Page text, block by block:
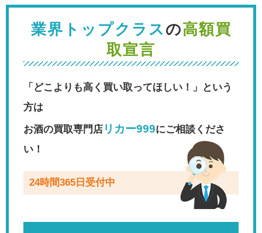
業界トップクラス の高額買
取宣言
「どこよりも高く買い取ってほしい！」という
方は
お酒の買取専門店 リカー999にご相談くださ
い！
24時間365日受付中